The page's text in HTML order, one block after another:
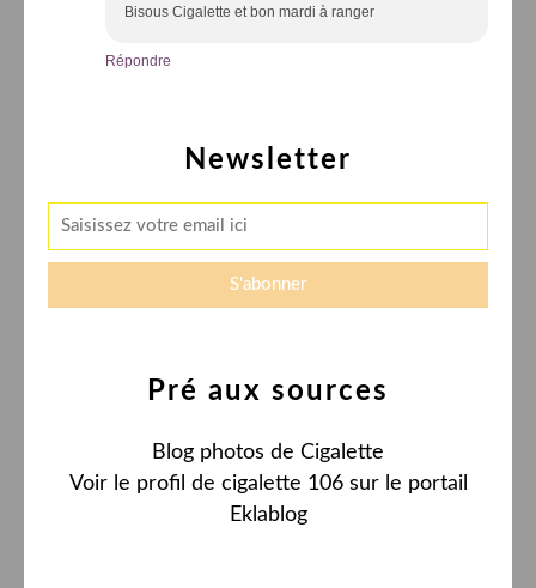
Bisous Cigalette et bon mardi à ranger
Répondre
Newsletter
Pré aux sources
Blog photos de Cigalette
Voir le profil de cigalette 106sur le portail
Eklablog